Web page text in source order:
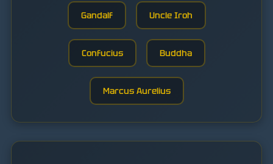
Gandalf Uncle Iroh
Confucius Buddha
Marcus Aurelius